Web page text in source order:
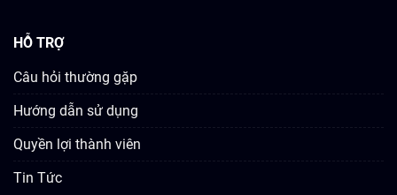
HỖ TRỢ
Câu hỏi thường gặp
Hướng dẫn sử dụng
Quyền lợi thành viên
Tin Tức